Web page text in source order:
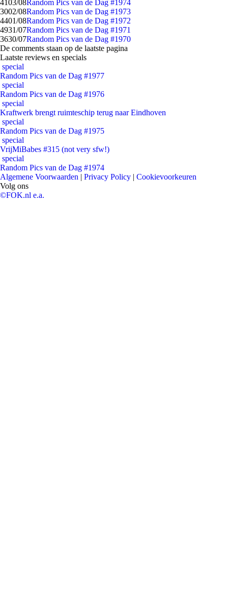
41 03/08Random Pics van de Dag #1974
3002/08Random Pics van de Dag #1973
4401/08Random Pics van de Dag #1972
4931/07Random Pics van de Dag #1971
3630/07Random Pics van de Dag #1970
De comments staan op de laatste pagina
Laatste reviews en specials
special
Random Pics van de Dag #1977
special
Random Pics van de Dag #1976
special
Kraftwerk brengt ruimteschip terug naar Eindhoven
special
Random Pics van de Dag #1975
special
VrijMiBabes #315 (not very sfw!)
special
Random Pics van de Dag #1974
Algemene Voorwaarden | Privacy Policy | Cookievoorkeuren
Volg ons
©FOK.nl e.a.